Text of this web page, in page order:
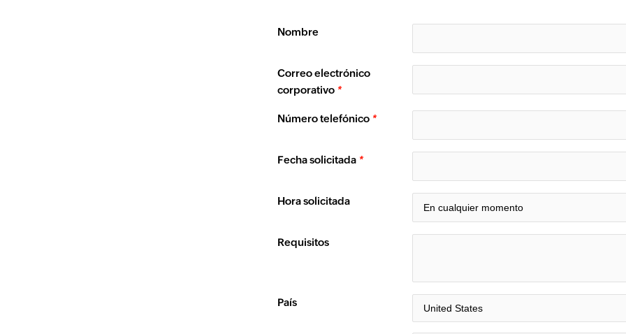
Nombre
Correo electrónico
corporativo *
Número telefónico *
Fecha solicitada *
Hora solicitada
Requisitos
País